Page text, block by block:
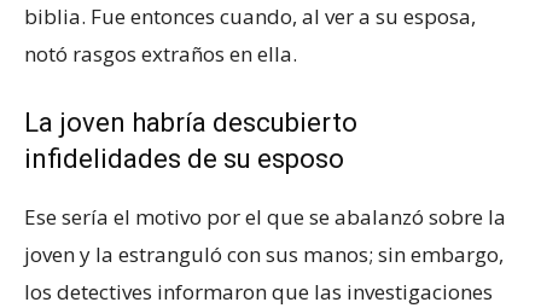
biblia. Fue entonces cuando, al ver a su esposa,
notó rasgos extraños en ella.
La joven habría descubierto
infidelidades de su esposo
Ese sería el motivo por el que se abalanzó sobre la
joven y la estranguló con sus manos; sin embargo,
los detectives informaron que las investigaciones